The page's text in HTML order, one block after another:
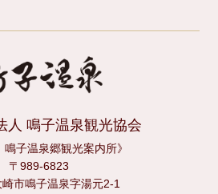
人 鳴子温泉観光協会
鳴子温泉郷観光案内所》
〒989-6823
市鳴子温泉字湯元2-1